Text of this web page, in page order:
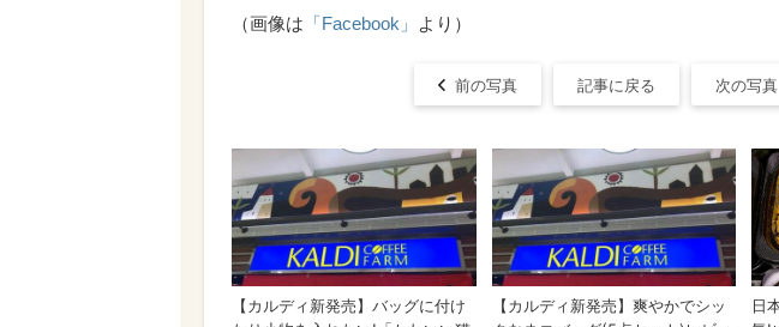
（画像は 「Facebook」 より）
前の写真 記事に戻る 次の写真